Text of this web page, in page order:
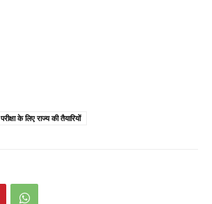
परीक्षा के लिए राज्य की तैयारियों